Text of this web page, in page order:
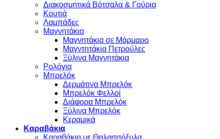
Διακοσμητικά Βότσαλα & Γούρια
Κουτιά
Λαμπάδες
Μαγνητάκια
Μαγνητάκια σε Μάρμαρο
Μαγντητάκια Πετρούλες
Ξύλινα Μαγνητάκια
Ρολόγια
Μπρελόκ
Δερμάτινα Μπρελόκ
Μπρελόκ Φελλοί
Διάφορα Μπρελόκ
Ξύλινα Μπρελόκ
Κεραμικά
Καραβάκια